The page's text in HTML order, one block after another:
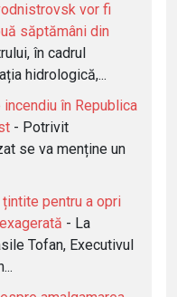
vor fi
săptămâni din
în cadrul
hidrologică,...
în Republica
- Potrivit
se va menține un
pentru a opri
- La
Tofan, Executivul